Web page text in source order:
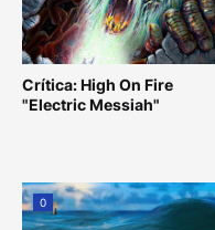
Crítica: High On Fire
"Electric Messiah"
0